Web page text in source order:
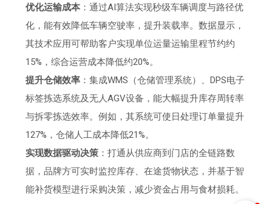
优化运输成本 ：通过AI算法实现秒级车辆调度与路径优
化，能有效降低车辆空驶率，提升装载率。数据显示，
其技术应用可帮助客户实现单位运量运输里程节约约
15%，综合运营成本降低约20%。
提升仓储效率 ：集成WMS（仓储管理系统）、DPS电子
标签拣选系统及无人AGV设备，能大幅提升库存周转率
与拆零拣选效率。例如，其系统可使日处理订单量提升
127%，仓储人工成本降低21%。
实现数据驱动决策 ：打通从供应商到门店的全链路数
据，品牌方可实时监控库存、在途货物状态，并基于智
能补货模型进行采购决策，减少资金占用与食材损耗。